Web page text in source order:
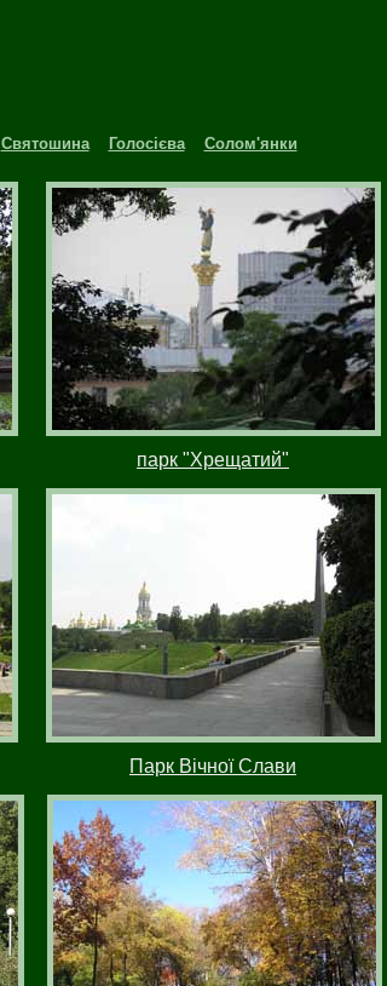
Святошина Голосієва Солом'янки
парк "Хрещатий"
Парк Вічної Слави